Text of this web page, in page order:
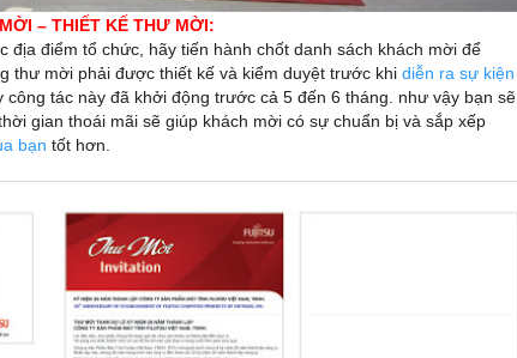
– THIẾT KẾ THƯ MỜI:
địa điểm tổ chức, hãy tiến hành chốt danh sách khách mời để
thư mời phải được thiết kế và kiểm duyệt trước khi diễn ra sự kiện
công tác này đã khởi động trước cả 5 đến 6 tháng. như vậy bạn sẽ
gian thoái mãi sẽ giúp khách mời có sự chuẩn bị và sắp xếp
bạn tốt hơn.